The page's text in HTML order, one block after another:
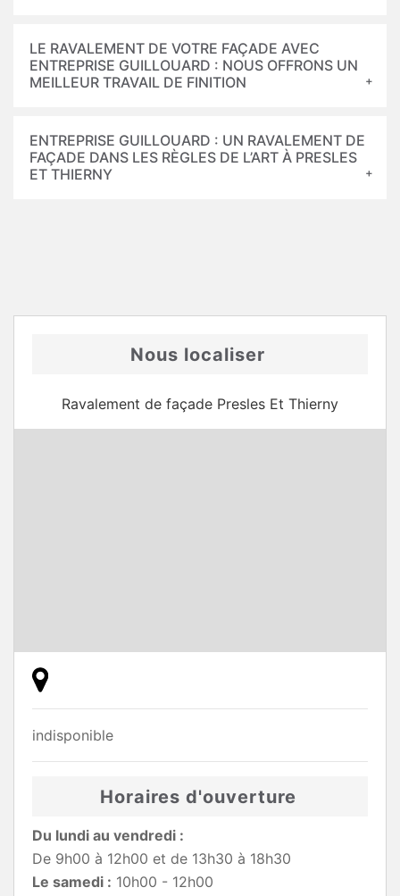
LE RAVALEMENT DE VOTRE FAÇADE AVEC
ENTREPRISE GUILLOUARD : NOUS OFFRONS UN
MEILLEUR TRAVAIL DE FINITION
ENTREPRISE GUILLOUARD : UN RAVALEMENT DE
FAÇADE DANS LES RÈGLES DE L’ART À PRESLES
ET THIERNY
Nous localiser
Ravalement de façade Presles Et Thierny
indisponible
Horaires d'ouverture
Du lundi au vendredi :
De 9h00 à 12h00 et de 13h30 à 18h30
Le samedi : 10h00 - 12h00